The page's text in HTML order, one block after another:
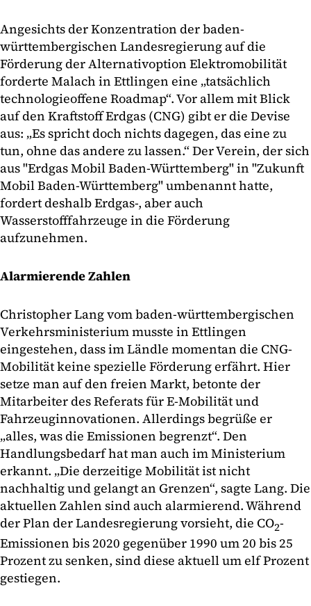
Angesichts der Konzentration der baden-
württembergischen Landesregierung auf die
Förderung der Alternativoption Elektromobilität
forderte Malach in Ettlingen eine „tatsächlich
technologieoffene Roadmap“. Vor allem mit Blick
auf den Kraftstoff Erdgas (CNG) gibt er die Devise
aus: „Es spricht doch nichts dagegen, das eine zu
tun, ohne das andere zu lassen.“ Der Verein, der sich
aus "Erdgas Mobil Baden-Württemberg" in "Zukunft
Mobil Baden-Württemberg" umbenannt hatte,
fordert deshalb Erdgas-, aber auch
Wasserstofffahrzeuge in die Förderung
aufzunehmen.
Alarmierende Zahlen
Christopher Lang vom baden-württembergischen
Verkehrsministerium musste in Ettlingen
eingestehen, dass im Ländle momentan die CNG-
Mobilität keine spezielle Förderung erfährt. Hier
setze man auf den freien Markt, betonte der
Mitarbeiter des Referats für E-Mobilität und
Fahrzeuginnovationen. Allerdings begrüße er
„alles, was die Emissionen begrenzt“. Den
Handlungsbedarf hat man auch im Ministerium
erkannt. „Die derzeitige Mobilität ist nicht
nachhaltig und gelangt an Grenzen“, sagte Lang. Die
aktuellen Zahlen sind auch alarmierend. Während
der Plan der Landesregierung vorsieht, die CO2-
Emissionen bis 2020 gegenüber 1990 um 20 bis 25
Prozent zu senken, sind diese aktuell um elf Prozent
gestiegen.